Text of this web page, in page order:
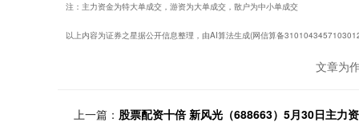
注：主力资金为特大单成交，游资为大单成交，散户为中小单成交
以上内容为证券之星据公开信息整理，由AI算法生成(网信算备
文章为
上一篇： 股票配资十倍 新风光（688663）5月30日主力